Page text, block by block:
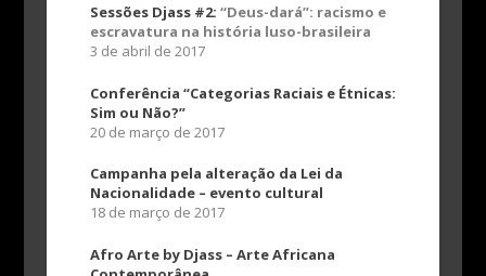
Sessões Djass #2: “Deus-dará”: racismo e
escravatura na história luso-brasileira
​3 de abril de 2017
Conferência “Categorias Raciais e Étnicas:
Sim ou Não?”
20 de março de 2017
Campanha pela alteração da Lei da
Nacionalidade – evento cultural
18 de março de 2017
Afro Arte by Djass – Arte Africana